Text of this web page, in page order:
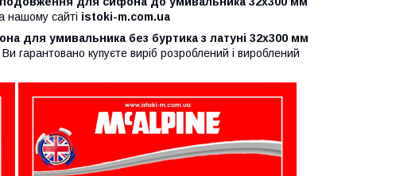
нашому сайті istoki-m.com.ua
для умивальника без буртика з латуні 32х300 мм
гарантовано купуєте виріб розроблений і вироблений